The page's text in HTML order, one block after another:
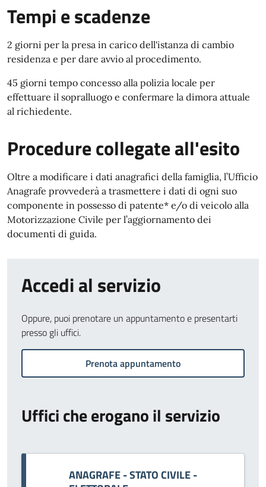
Tempi e scadenze
2 giorni per la presa in carico dell'istanza di cambio
residenza e per dare avvio al procedimento.
45 giorni tempo concesso alla polizia locale per
effettuare il sopralluogo e confermare la dimora attuale
al richiedente.
Procedure collegate all'esito
Oltre a modificare i dati anagrafici della famiglia, l’Ufficio
Anagrafe provvederà a trasmettere i dati di ogni suo
componente in possesso di patente* e/o di veicolo alla
Motorizzazione Civile per l’aggiornamento dei
documenti di guida.
Accedi al servizio
Oppure, puoi prenotare un appuntamento e presentarti
presso gli uffici.
Prenota appuntamento
Uffici che erogano il servizio
ANAGRAFE - STATO CIVILE -